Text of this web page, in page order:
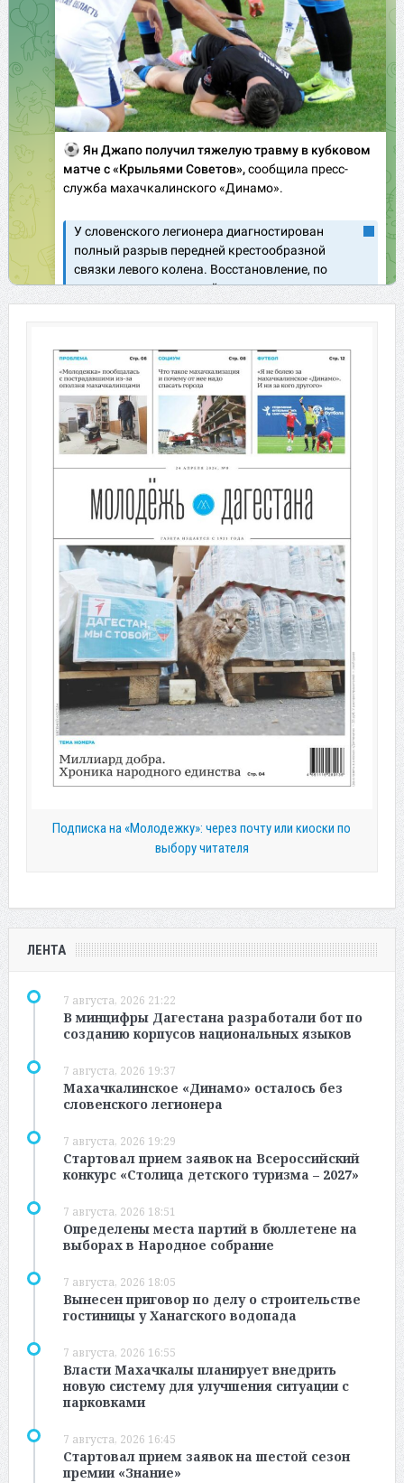
Подписка на «Молодежку»: через почту или киоски по
выбору читателя
ЛЕНТА
7 августа, 2026 21:22
В минцифры Дагестана разработали бот по
созданию корпусов национальных языков
7 августа, 2026 19:37
Махачкалинское «Динамо» осталось без
словенского легионера
7 августа, 2026 19:29
Стартовал прием заявок на Всероссийский
конкурс «Столица детского туризма – 2027»
7 августа, 2026 18:51
Определены места партий в бюллетене на
выборах в Народное собрание
7 августа, 2026 18:05
Вынесен приговор по делу о строительстве
гостиницы у Ханагского водопада
7 августа, 2026 16:55
Власти Махачкалы планирует внедрить
новую систему для улучшения ситуации с
парковками
7 августа, 2026 16:45
Стартовал прием заявок на шестой сезон
премии «Знание»